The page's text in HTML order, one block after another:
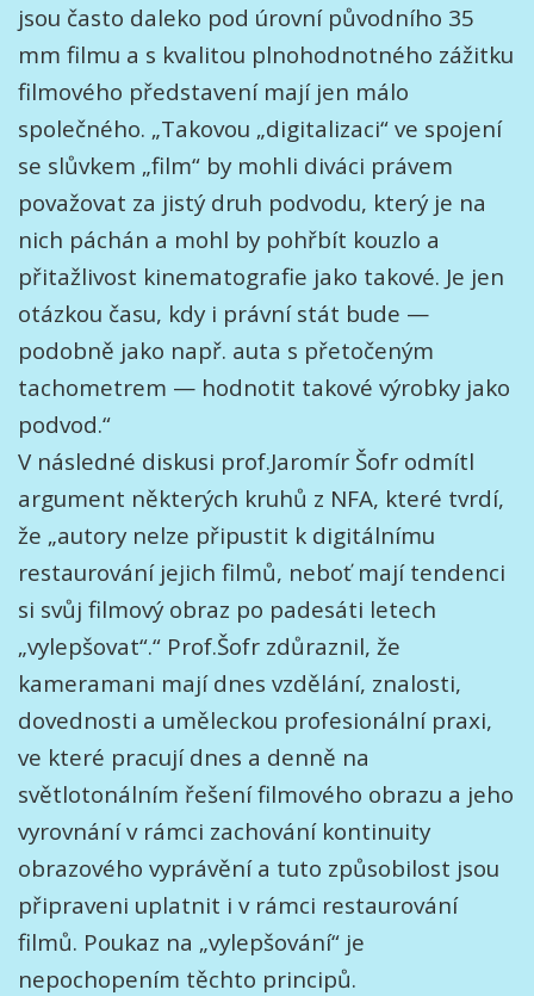
jsou často daleko pod úrovní původního 35
mm filmu a s kvalitou plnohodnotného zážitku
filmového představení mají jen málo
společného. „Takovou „digitalizaci“ ve spojení
se slůvkem „film“ by mohli diváci právem
považovat za jistý druh podvodu, který je na
nich páchán a mohl by pohřbít kouzlo a
přitažlivost kinematografie jako takové. Je jen
otázkou času, kdy i právní stát bude —
podobně jako např. auta s přetočeným
tachometrem — hodnotit takové výrobky jako
podvod.“
V následné diskusi prof.Jaromír Šofr odmítl
argument některých kruhů z NFA, které tvrdí,
že „autory nelze připustit k digitálnímu
restaurování jejich filmů, neboť mají tendenci
si svůj filmový obraz po padesáti letech
„vylepšovat“.“ Prof.Šofr zdůraznil, že
kameramani mají dnes vzdělání, znalosti,
dovednosti a uměleckou profesionální praxi,
ve které pracují dnes a denně na
světlotonálním řešení filmového obrazu a jeho
vyrovnání v rámci zachování kontinuity
obrazového vyprávění a tuto způsobilost jsou
připraveni uplatnit i v rámci restaurování
filmů. Poukaz na „vylepšování“ je
nepochopením těchto principů.